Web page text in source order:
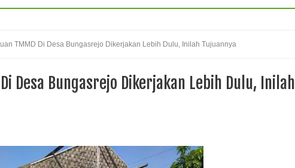
TMMD Di Desa Bungasrejo Dikerjakan Lebih Dulu, Inilah Tujuannya
Di Desa Bungasrejo Dikerjakan Lebih Dulu, Inilah